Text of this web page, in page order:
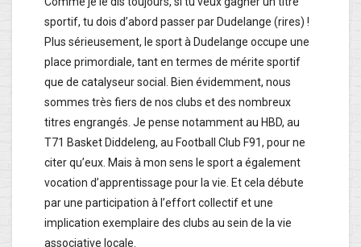
sportif, tu dois d’abord passer par Dudelange (rires) !
Plus sérieusement, le sport à Dudelange occupe une
place primordiale, tant en termes de mérite sportif
que de catalyseur social. Bien évidemment, nous
sommes très fiers de nos clubs et des nombreux
titres engrangés. Je pense notamment au HBD, au
T71 Basket Diddeleng, au Football Club F91, pour ne
citer qu’eux. Mais à mon sens le sport a également
vocation d’apprentissage pour la vie. Et cela débute
par une participation à l’effort collectif et une
implication exemplaire des clubs au sein de la vie
associative locale.